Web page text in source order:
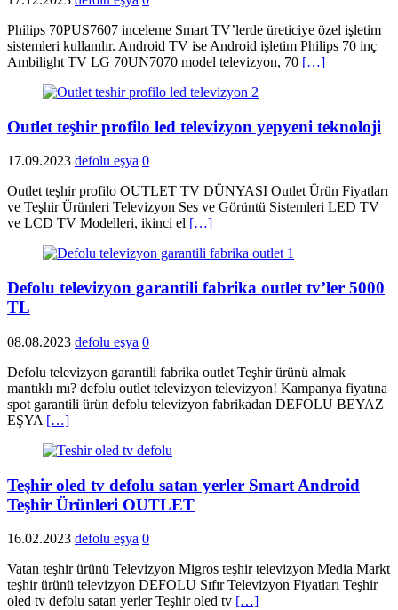
Philips 70PUS7607 inceleme Smart TV’lerde üreticiye özel işletim
sistemleri kullanılır. Android TV ise Android işletim Philips 70 inç
Ambilight TV LG 70UN7070 model televizyon, 70 […]
Outlet teşhir profilo led televizyon yepyeni teknoloji
17.09.2023 defolu eşya 0
Outlet teşhir profilo OUTLET TV DÜNYASI Outlet Ürün Fiyatları
ve Teşhir Ürünleri Televizyon Ses ve Görüntü Sistemleri LED TV
ve LCD TV Modelleri, ikinci el […]
Defolu televizyon garantili fabrika outlet tv’ler 5000
TL
08.08.2023 defolu eşya 0
Defolu televizyon garantili fabrika outlet Teşhir ürünü almak
mantıklı mı? defolu outlet televizyon televizyon! Kampanya fiyatına
spot garantili ürün defolu televizyon fabrikadan DEFOLU BEYAZ
EŞYA […]
Teşhir oled tv defolu satan yerler Smart Android
Teşhir Ürünleri OUTLET
16.02.2023 defolu eşya 0
Vatan teşhir ürünü Televizyon Migros teşhir televizyon Media Markt
teşhir ürünü televizyon DEFOLU Sıfır Televizyon Fiyatları Teşhir
oled tv defolu satan yerler Teşhir oled tv […]